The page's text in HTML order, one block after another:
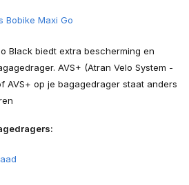
Bobike Maxi Go
Black biedt extra bescherming en
AVS+ (Atran Velo System -
AVS+ op je bagagedrager staat anders